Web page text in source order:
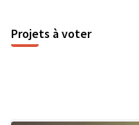
Projets à voter